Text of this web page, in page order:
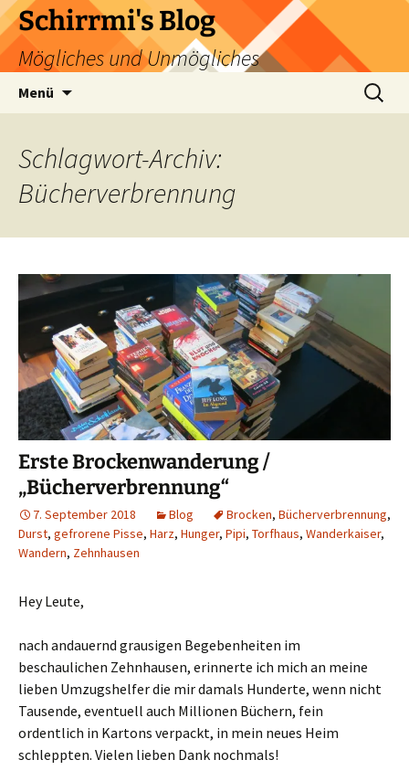
Zum
Inhalt
springen
Schirrmi's Blog
Mögliches und Unmögliches
Menü
Suchen
nach:
Schlagwort-Archiv:
Bücherverbrennung
Erste Brockenwanderung /
„Bücherverbrennung“
7. September 2018 Blog Brocken, Bücherverbrennung,
Durst, gefrorene Pisse, Harz, Hunger, Pipi, Torfhaus, Wanderkaiser,
Wandern, Zehnhausen
Hey Leute,
nach andauernd grausigen Begebenheiten im
beschaulichen Zehnhausen, erinnerte ich mich an meine
lieben Umzugshelfer die mir damals Hunderte, wenn nicht
Tausende, eventuell auch Millionen Büchern, fein
ordentlich in Kartons verpackt, in mein neues Heim
schleppten. Vielen lieben Dank nochmals!